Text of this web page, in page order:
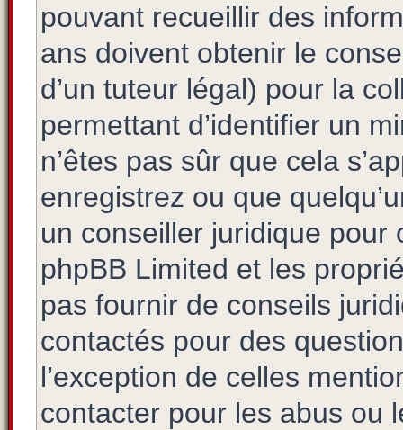
pouvant recueillir des
ans doivent obtenir le
d’un tuteur légal) pour la
permettant d’identifier un
n’êtes pas sûr que cela
enregistrez ou que
un conseiller juridique pour
phpBB Limited et les
pas fournir de conseils
contactés pour des
l’exception de celles
contacter pour les abus ou